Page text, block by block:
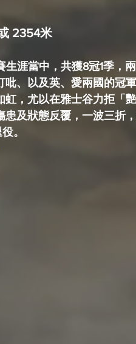
2354米
生涯當中，共獲8冠1季，
、以及英、愛兩國的冠
，尤以在雅士谷力拒「
及狀態反覆，一波三折
。